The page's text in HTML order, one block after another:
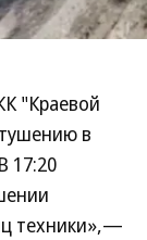
"Краевой
в
17:20
техники»,—